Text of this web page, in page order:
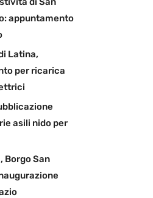
appuntamento
Latina,
per ricarica
asili nido per
Borgo San